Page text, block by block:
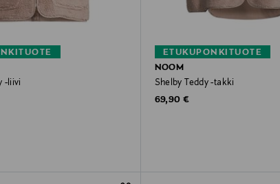
-liivi
ETUKUPONKITUOTE
NOOM
Shelby Teddy -takki
Original Price
69,90 €